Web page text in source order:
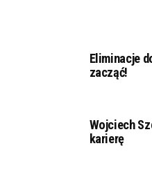
Eliminacje
zacząć!
Wojciech
karierę